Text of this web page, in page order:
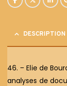
DESCRIPTION
46. – Elie de
analyses de